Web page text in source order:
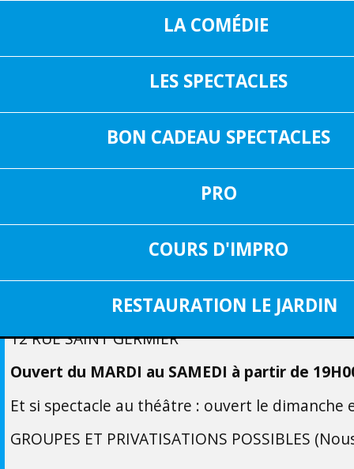
16, RUE
05 37 04 01 02
LA COMÉDIE
LES SPECTACLES
BON CADEAU SPECTACLES
PRO
COURS D'IMPRO
RESTAURATION LE JARDIN
TARIF À PARTIR DE
RESTAURANT "LE JARDIN"
RESERVATIONS : 05.62 57
12 RUE SAINT GERMIER
Ouvert du MARDI au SAMEDI à partir de
Et si spectacle au théâtre : ouvert le dimanche
GROUPES ET PRIVATISATIONS POSSIBLES